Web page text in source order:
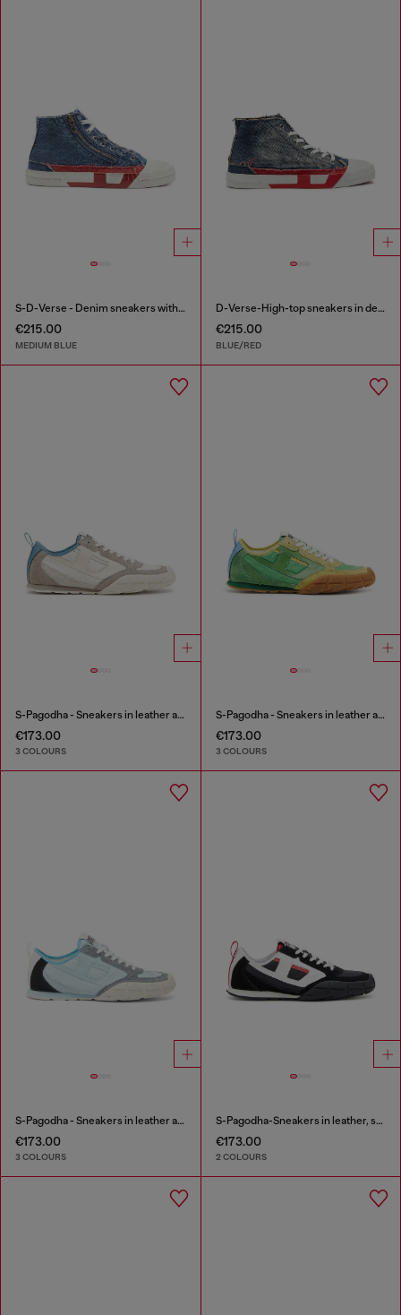
S-D-Verse - Denim sneakers with D logo
€215.00
MEDIUM BLUE
D-Verse-High-top sneakers in denim with D logo
€215.00
BLUE/RED
S-Pagodha - Sneakers in leather and nylon
€173.00
3 COLOURS
S-Pagodha - Sneakers in leather and nylon
€173.00
3 COLOURS
S-Pagodha - Sneakers in leather and nylon
€173.00
3 COLOURS
S-Pagodha-Sneakers in leather, suede and ripstop
€173.00
2 COLOURS